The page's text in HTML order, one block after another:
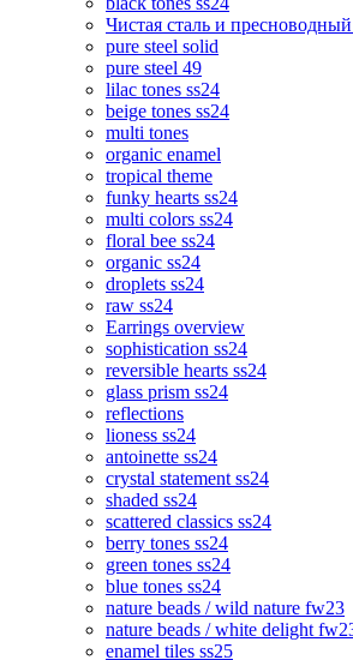
Чистая сталь и
pure steel solid
pure steel 49
lilac tones ss24
beige tones ss24
multi tones
organic enamel
tropical theme
funky hearts ss24
multi colors ss24
floral bee ss24
organic ss24
droplets ss24
raw ss24
Earrings overview
sophistication ss24
reversible hearts ss24
glass prism ss24
reflections
lioness ss24
antoinette ss24
crystal statement ss24
shaded ss24
scattered classics ss24
berry tones ss24
green tones ss24
blue tones ss24
nature beads / wild nature fw23
nature beads / white delight
enamel tiles ss25